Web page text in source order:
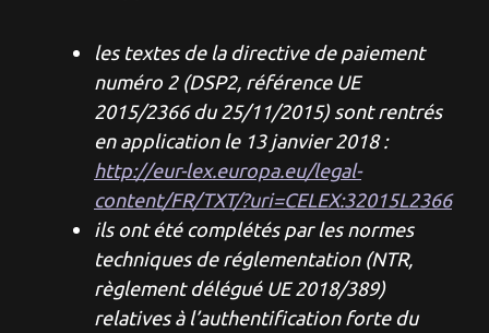
les textes de la directive de paiement
numéro 2 (DSP2, référence UE
2015/2366 du 25/11/2015) sont rentrés
en application le 13 janvier 2018 :
http://eur-lex.europa.eu/legal-
content/FR/TXT/?uri=CELEX:32015L2366
ils ont été complétés par les normes
techniques de réglementation (NTR,
règlement délégué UE 2018/389)
relatives à l’authentification forte du